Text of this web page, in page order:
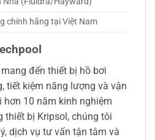
chính hãng tại Việt Nam
đến thiết bị hồ bơi
tiết kiệm năng lượng và vận
hơn 10 năm kinh nghiệm
thiết bị Kripsol, chúng tôi
dịch vụ tư vấn tận tâm và